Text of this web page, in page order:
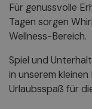
Für genussvolle
Tagen sorgen
Wellness-Bereich.
Spiel und
in unserem
Urlaubsspaß für